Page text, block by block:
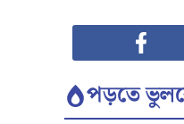
পড়তে